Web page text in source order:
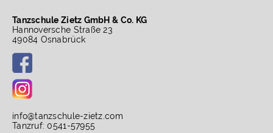
Tanzschule Zietz GmbH & Co. KG
Hannoversche Straße 23
49084 Osnabrück
info@tanzschule-zietz.com
Tanzruf: 0541-57955